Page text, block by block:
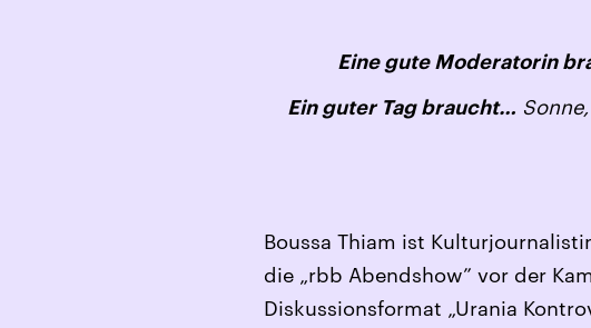
Eine gute Moderatorin
Ein guter Tag braucht…
Boussa Thiam ist
die „rbb Abendshow” vor der
Diskussionsformat „Urania